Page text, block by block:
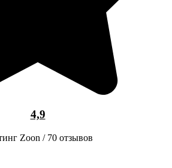
4,9
Zoon / 70 отзывов